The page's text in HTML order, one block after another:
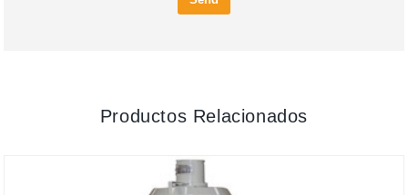
Productos Relacionados